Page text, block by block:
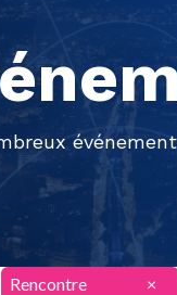
Rencontre
×